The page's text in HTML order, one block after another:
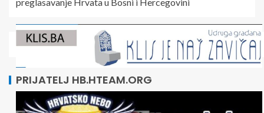
PRIJATELJ HB.HTEAM.ORG